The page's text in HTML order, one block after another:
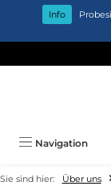
Zum Hauptinhalt
Info
Navigation
Sie sind hier: Über uns